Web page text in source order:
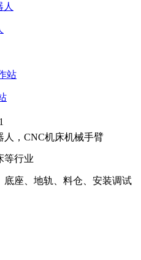
人，CNC机床机械手臂
等行业
底座、地轨、料仓、安装调试